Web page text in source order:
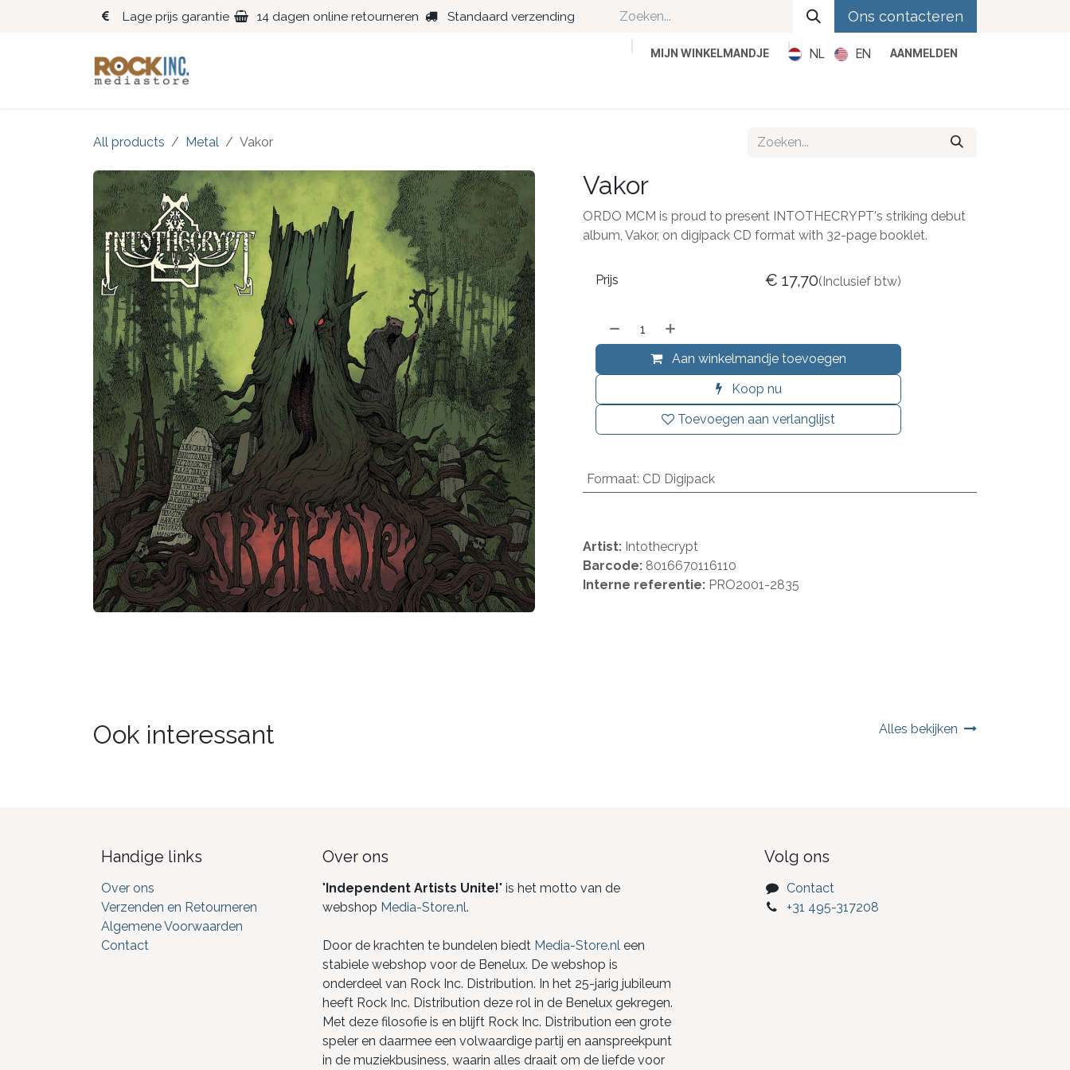
Overslaan naar inhoud
Lage prijs garantie 14 dagen online retourneren Standaard verzending Ons contacteren
MIJN WINKELMANDJE NL EN AANMELDEN
All products Metal Vakor
Vakor
ORDO MCM is proud to present INTOTHECRYPT's striking debut
album, Vakor, on digipack CD format with 32-page booklet.
Aan winkelmandje toevoegen
Koop nu
Toevoegen aan verlanglijst
Prijs € 17,70(Inclusief btw)
Formaat: CD Digipack
Artist: Intothecrypt
Barcode: 8016670116110
Interne referentie: PRO2001-2835
Ook interessant Alles bekijken
Handige links
Over ons
Verzenden en Retourneren
Algemene Voorwaarden
Contact
Over ons
"Independent Artists Unite!" is het motto van de
webshop Media-Store.nl.
Door de krachten te bundelen biedt Media-Store.nleen
stabiele webshop voor de Benelux. De webshop is
onderdeel van Rock Inc. Distribution. In het 25-jarig jubileum
heeft Rock Inc. Distribution deze rol in de Benelux gekregen.
Met deze filosofie is en blijft Rock Inc. Distribution een grote
speler en daarmee een volwaardige partij en aanspreekpunt
in de muziekbusiness, waarin alles draait om de liefde voor
Volg ons
Contact
+31 495-317208